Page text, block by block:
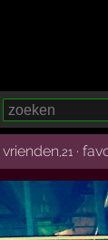
vrienden ,21 ·